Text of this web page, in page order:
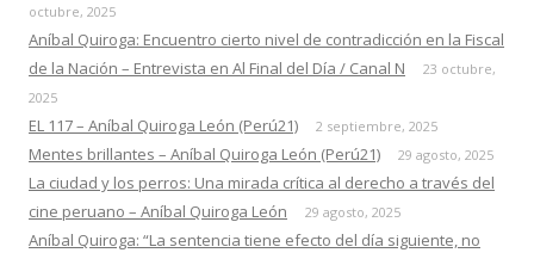
octubre, 2025
Aníbal Quiroga: Encuentro cierto nivel de contradicción en la Fiscal
de la Nación – Entrevista en Al Final del Día / Canal N
23 octubre,
2025
EL 117 – Aníbal Quiroga León (Perú21) 2 septiembre, 2025
Mentes brillantes – Aníbal Quiroga León (Perú21) 29 agosto, 2025
La ciudad y los perros: Una mirada crítica al derecho a través del
cine peruano – Aníbal Quiroga León
29 agosto, 2025
Aníbal Quiroga: “La sentencia tiene efecto del día siguiente, no